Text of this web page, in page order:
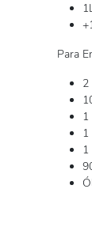
Para
2
1
1
1